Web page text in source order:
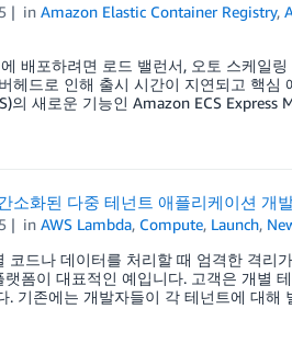
inAmazon Elastic Container Registry,
배포하려면 로드 밸런서, 오토 스케일
헤드로 인해 출시 시간이 지연되고 핵
의 새로운 기능인 Amazon ECS
소화된 다중 테넌트 애플리케이션 개
inAWS Lambda, Compute, Launch,
코드나 데이터를 처리할 때 엄격한 격리
랫폼이 대표적인 예입니다. 고객은 개별
. 기존에는 개발자들이 각 테넌트에 대